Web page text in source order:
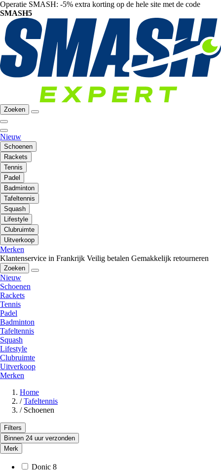
Operatie SMASH: -5% extra korting op de hele site met de code
SMASH5
Zoeken
Nieuw
Schoenen
Rackets
Tennis
Padel
Badminton
Tafeltennis
Squash
Lifestyle
Clubruimte
Uitverkoop
Merken
Klantenservice in Frankrijk Veilig betalen Gemakkelijk retourneren
Zoeken
Nieuw
Schoenen
Rackets
Tennis
Padel
Badminton
Tafeltennis
Squash
Lifestyle
Clubruimte
Uitverkoop
Merken
Home
/ Tafeltennis
/ Schoenen
Filters
Binnen 24 uur verzonden
Merk
Donic 8